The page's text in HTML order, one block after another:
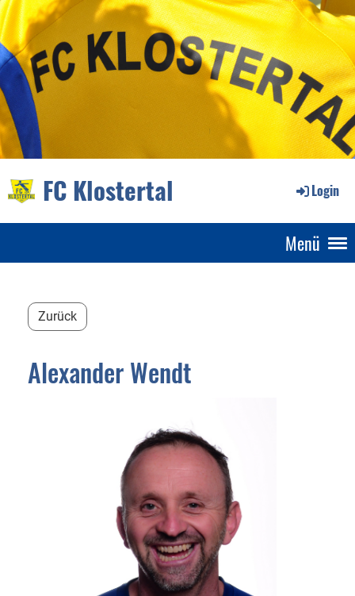
FC Klostertal Login
Menü
Zurück
Alexander Wendt